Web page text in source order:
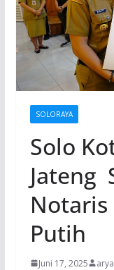
SOLORAYA
Solo
Jateng
Notaris
Putih
Juni 17, 2025